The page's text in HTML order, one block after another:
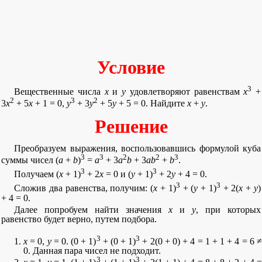
Условие
Вещественные числа xиy удовлетворяют равенствамх3 +
3х2 + 5х + 1 = 0, у3 + 3у2 + 5у + 5 = 0. Найдитех + у.
Решение
Преобразуем выражения, воспользовавшись формулой куба
суммы чисел (a + b)3 = a3 + 3a2b + 3ab2 + b3.
Получаем (x + 1)3 + 2x = 0 и (y + 1)3 + 2y + 4 = 0.
Сложив два равенства, получим: (x + 1)3 + (y + 1)3 + 2(x +y)
+ 4 = 0.
Далее попробуем найти значенияx иy, при которых
равенство будет верно, путем подбора.
x = 0, y= 0. (0 + 1)3 + (0 + 1)3 + 2(0 + 0) + 4 = 1 + 1 + 4 = 6 ≠
0. Данная пара чисел не подходит.
3 3